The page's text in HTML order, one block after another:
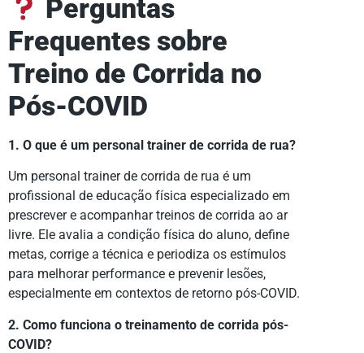
Perguntas
Frequentes sobre
Treino de Corrida no
Pós-COVID
1. O que é um personal trainer de corrida de rua?
Um personal trainer de corrida de rua é um
profissional de educação física especializado em
prescrever e acompanhar treinos de corrida ao ar
livre. Ele avalia a condição física do aluno, define
metas, corrige a técnica e periodiza os estímulos
para melhorar performance e prevenir lesões,
especialmente em contextos de retorno pós-COVID.
2. Como funciona o treinamento de corrida pós-
COVID?